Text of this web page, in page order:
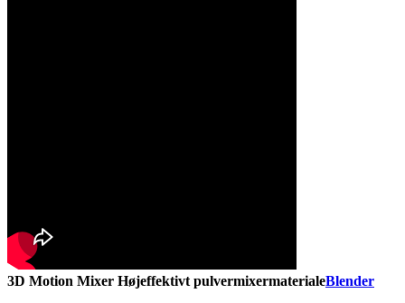
3D Motion Mixer Højeffektivt pulvermixermaterialeBlender